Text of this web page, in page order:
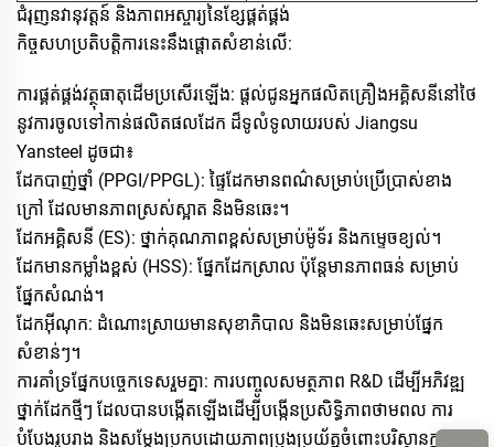
ជំរុញនវានុវត្តន៍ និងភាពអស្ចារ្យនៃខ្សែផ្គត់ផ្គង់
កិច្ចសហប្រតិបត្តិការនេះនឹងផ្តោតសំខាន់លើ:
ការផ្គត់ផ្គង់វត្ថុធាតុដើមប្រសើរឡើង: ផ្តល់ជូនអ្នកផលិតគ្រឿងអគ្គិសនី​នៅថៃ
នូវ​ការចូលទៅកាន់ផលិតផលដែក ដ៏ទូលំទូលាយរបស់ Jiangsu
Yansteel ដូចជា៖
ដែកបាញ់ថ្នាំ (PPGI/PPGL): ផ្ទៃដែកមានពណ៌សម្រាប់ប្រើប្រាស់ខាង
ក្រៅ ដែលមានភាពស្រស់ស្អាត និងមិនឆេះ​។
ដែកអគ្គិសនី (ES): ថ្នាក់គុណភាពខ្ពស់សម្រាប់ម៉ូទ័រ និង​កម្ទេច​ខ្យល់។
ដែកមាន​កម្លាំង​ខ្ពស់ (HSS): ផ្នែកដែកស្រាល​ ប៉ុន្តែ​មាន​ភាព​ធន់​ សម្រាប់​
ផ្នែក​សំណង់។
ដែកអ៊ីណុក: ដំណោះ​ស្រាយ​មានសុខាភិបាល និងមិនឆេះសម្រាប់ផ្នែក
សំខាន់ៗ។
ការគាំទ្រផ្នែកបច្ចេកទេសរួមគ្នា: ការបញ្ចូលសមត្ថភាព R&D ដើម្បីអភិវឌ្ឍ
ថ្នាក់ដែកថ្មីៗ ដែលបានបង្កើតឡើង​ដើម្បី​បង្កើនប្រសិទ្ធិភាពថាមពល ការ​
បំបែង​រូប​រាង និង​សម្តែង​ប្រកប​ដោយ​ភាព​ប្រុងប្រយ័ត្ន​ចំពោះ​បរិស្ថាន​​ក្នុង​